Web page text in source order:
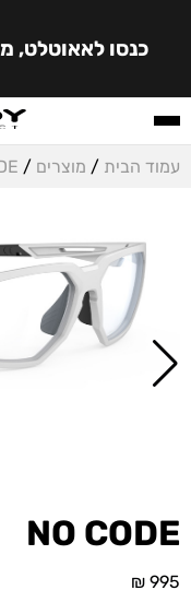
כנסו לאאוטלט,
עמוד הבית / מוצרים /
NO CODE
₪ 995